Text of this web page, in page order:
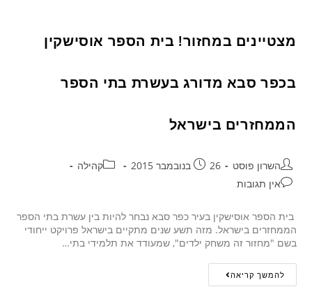
מצטיינים במחזור! בית הספר אוסישקין
בכפר סבא מדורג בעשרת בתי הספר
הממחזרים בישראל
השרון פוסט 26 בנובמבר 2015
קהילה
אין תגובות
בית הספר אוסישקין בעיר כפר סבא נבחר להיות בין עשרת בתי הספר
הממחזרים בישראל. מזה תשע שנים מתקיים בישראל פרויקט ייחודי
בשם "מחזור זה משחק ילדים", שמעודד את תלמידי בתי…
להמשך קריאה